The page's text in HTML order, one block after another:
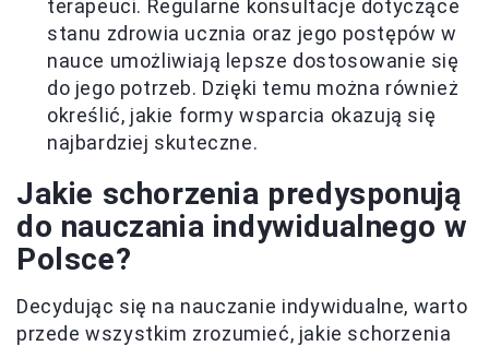
terapeuci. Regularne konsultacje dotyczące
stanu zdrowia ucznia oraz jego postępów w
nauce umożliwiają lepsze dostosowanie się
do jego potrzeb. Dzięki temu można również
określić, jakie formy wsparcia okazują się
najbardziej skuteczne.
Jakie schorzenia predysponują
do nauczania indywidualnego w
Polsce?
Decydując się na nauczanie indywidualne, warto
przede wszystkim zrozumieć, jakie schorzenia